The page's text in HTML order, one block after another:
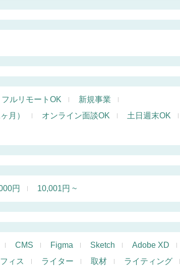
フルリモートOK
新規事業
月） オンライン面談OK
土日週末OK
円 10,001円 ~
CMS Figma Sketch
Adobe XD
ィス ライター 取材
ライティング